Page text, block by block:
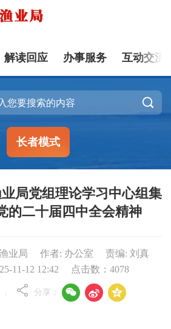
解读回应 办事服务 互动交流

长者模式
局党组理论学习中心组集
的二十届四中全会精神
业局 作者: 办公室
责编: 刘真
11-12 12:42
点击数： 4078
分享：   